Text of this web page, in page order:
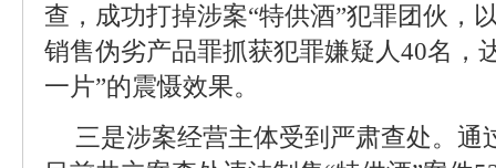
查，成功打掉涉案“特供酒”犯罪团伙，
销售伪劣产品罪抓获犯罪嫌疑人40名，
一片”的震慑效果。
三是涉案经营主体受到严肃查处。通